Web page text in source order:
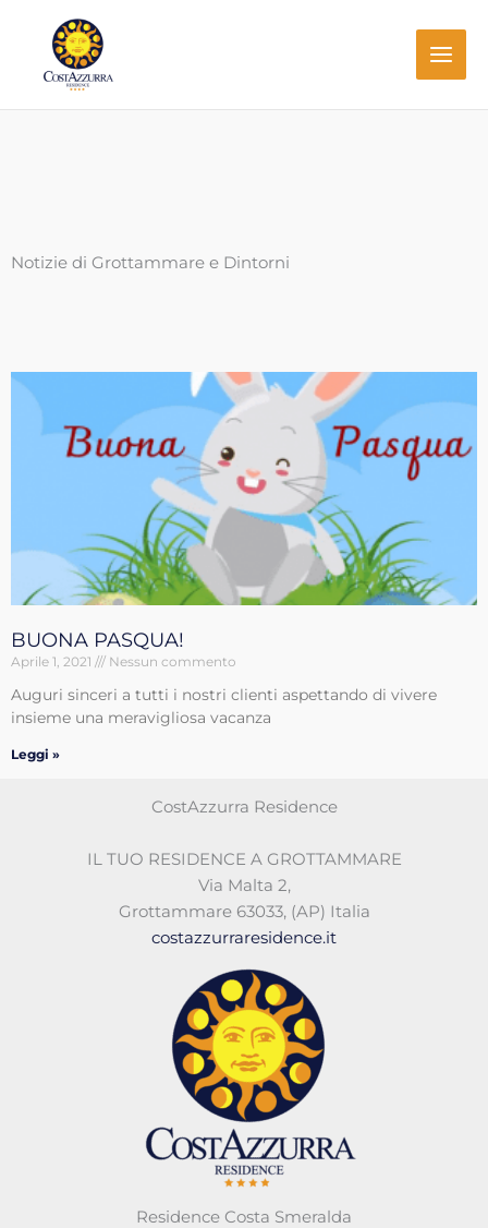
contenuto
Notizie di Grottammare e Dintorni
BUONA PASQUA!
Aprile 1, 2021 Nessun commento
Auguri sinceri a tutti i nostri clienti aspettando di vivere
insieme una meravigliosa vacanza
Leggi »
CostAzzurra Residence
IL TUO RESIDENCE A GROTTAMMARE
Via Malta 2,
Grottammare 63033,(AP) Italia
costazzurraresidence.it
Residence Costa Smeralda